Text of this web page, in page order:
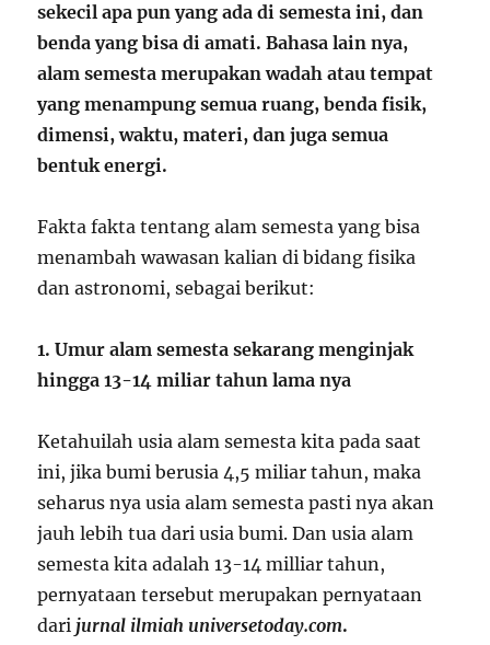
sekecil apa pun yang ada di semesta ini, dan
benda yang bisa di amati. Bahasa lain nya,
alam semesta merupakan wadah atau tempat
yang menampung semua ruang, benda fisik,
dimensi, waktu, materi, dan juga semua
bentuk energi.
Fakta fakta tentang alam semesta yang bisa
menambah wawasan kalian di bidang fisika
dan astronomi, sebagai berikut:
1. Umur alam semesta sekarang menginjak
hingga 13-14 miliar tahun lama nya
Ketahuilah usia alam semesta kita pada saat
ini, jika bumi berusia 4,5 miliar tahun, maka
seharus nya usia alam semesta pasti nya akan
jauh lebih tua dari usia bumi. Dan usia alam
semesta kita adalah 13-14 milliar tahun,
pernyataan tersebut merupakan pernyataan
darijurnal ilmiah universetoday.com.